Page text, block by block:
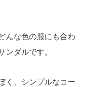
んな色の服にも合わ
ンダルです。
く、シンプルなコー